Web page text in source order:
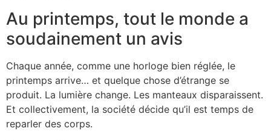
Au printemps, tout le monde a
soudainement un avis
Chaque année, comme une horloge bien réglée, le
printemps arrive… et quelque chose d’étrange se
produit. La lumière change. Les manteaux disparaissent.
Et collectivement, la société décide qu’il est temps de
reparler des corps.